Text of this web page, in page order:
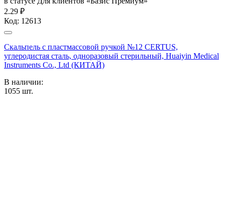
2.29 ₽
Код: 12613
Скальпель с пластмассовой ручкой №12 CERTUS,
углеродистая сталь, одноразовый стерильный, Huaiyin Medical
Instruments Co., Ltd (КИТАЙ)
В наличии:
1055 шт.